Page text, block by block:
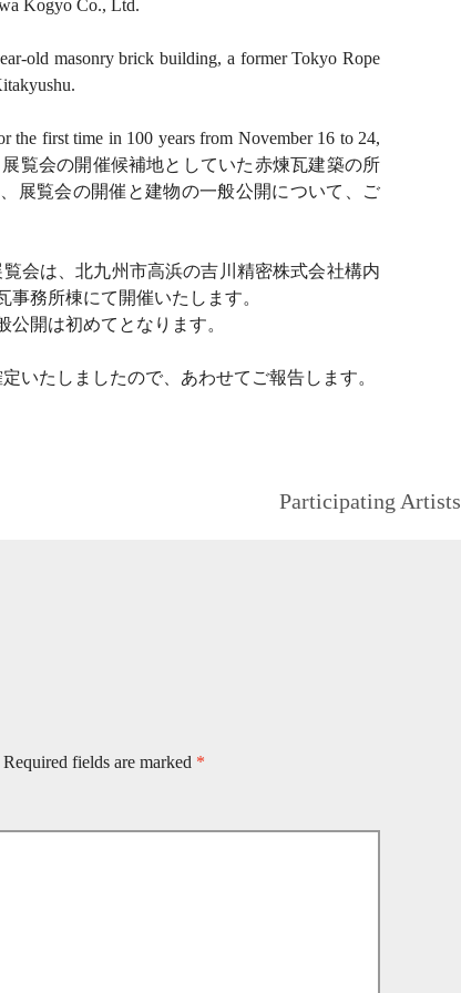
Kogyo Co., Ltd.
old masonry brick building, a former Tokyo Rope
the first time in 100 years from November 16 to 24,
覧会の開催候補地としていた赤煉瓦建築の所
展覧会の開催と建物の一般公開について、ご
会は、北九州市高浜の吉川精密株式会社構内
務所棟にて開催いたします。
開は初めてとなります。
いたしましたので、あわせてご報告します。
Participating Artists
Required fields are marked *